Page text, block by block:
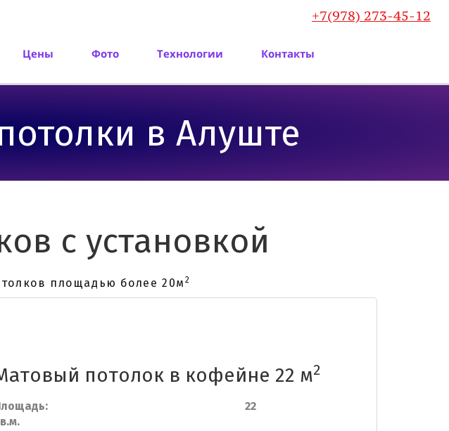
+7(978) 273-45-12
Цены Фото Технологии Контакты
в Алуште
с установкой
площадью более 20м 2
потолок в кофейне 22 м2
22